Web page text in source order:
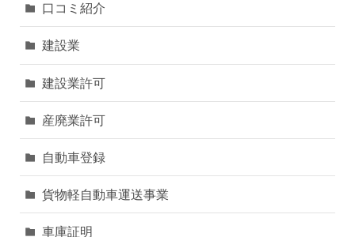
口コミ紹介
建設業
建設業許可
産廃業許可
自動車登録
貨物軽自動車運送事業
車庫証明